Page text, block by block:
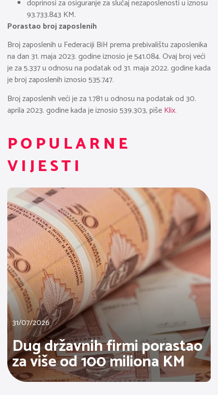
doprinosi za osiguranje za slučaj nezaposlenosti u iznosu
93.733.843 KM.
Porastao broj zaposlenih
Broj zaposlenih u Federaciji BiH prema prebivalištu zaposlenika
na dan 31. maja 2023. godine iznosio je 541.084. Ovaj broj veći
je za 5.337 u odnosu na podatak od 31. maja 2022. godine kada
je broj zaposlenih iznosio 535.747.
Broj zaposlenih veći je za 1.781 u odnosu na podatak od 30.
aprila 2023. godine kada je iznosio 539.303, pišeKlix.
POPULARNE
VIJESTI
31/07/2026
Dug državnih firmi porastao
za više od 100 miliona KM